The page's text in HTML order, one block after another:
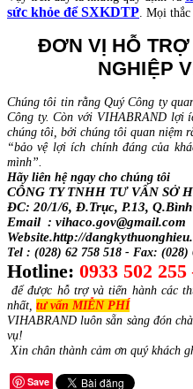
sức khỏe để SXKDTP . Mọi
ĐƠN VỊ HỖ
NGHIỆP
Chúng tôi tin rằng Quý Công ty
Công ty. Còn với VIHABRAND lợi
chúng tôi, bởi chúng tôi quan niệm
“bảo vệ lợi ích chính đáng của
mình”.
Hãy liên hệ ngay cho chúng tôi
CÔNG TY TNHH TƯ VẤN SỞ
ĐC: 20/1/6, Đ.Trục, P.13,
Email : vihaco.gov@gmail.com
Website.http://
Tel : (028) 62 758 518 - Fax: (028)
Hotline: 0933 502 255
để được hỗ trợ và tiến hành các
nhất, tư vấn MIỄN PHÍ
VIHABRAND luôn sẵn sàng đón
vụ!
Xin chân thành cảm ơn quý khách
Save